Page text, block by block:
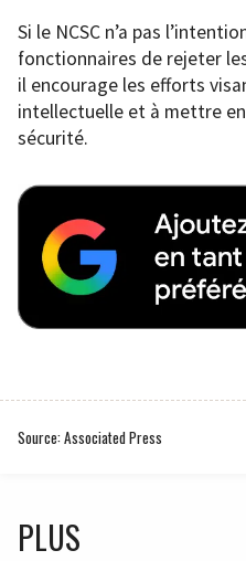
Si le NCSC n’a pas
fonctionnaires de rejeter
il encourage les efforts
intellectuelle et à mettre
sécurité.
Source: Associated Press
PLUS